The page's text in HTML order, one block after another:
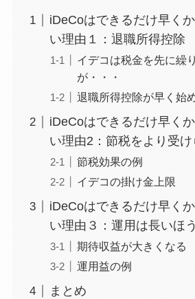
iDeCoはできるだけ早く
い理由１：退職所得控除
イデコは税金を先に繰
が・・・
退職所得控除が早く始
iDeCoはできるだけ早く
い理由2：節税をより受け
節税効果の例
イデコの掛け金上限
iDeCoはできるだけ早く
い理由３：運用は長いほ
期待収益が大きくなる
運用益の例
まとめ